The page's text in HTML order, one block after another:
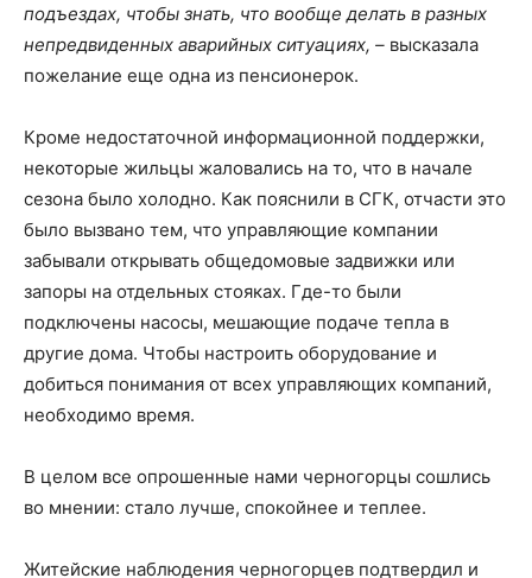
подъездах, чтобы знать, что вообще делать в разных
непредвиденных аварийных ситуациях, – высказала
пожелание еще одна из пенсионерок.
Кроме недостаточной информационной поддержки,
некоторые жильцы жаловались на то, что в начале
сезона было холодно. Как пояснили в СГК, отчасти это
было вызвано тем, что управляющие компании
забывали открывать общедомовые задвижки или
запоры на отдельных стояках. Где-то были
подключены насосы, мешающие подаче тепла в
другие дома. Чтобы настроить оборудование и
добиться понимания от всех управляющих компаний,
необходимо время.
В целом все опрошенные нами черногорцы сошлись
во мнении: стало лучше, спокойнее и теплее.
Житейские наблюдения черногорцев подтвердил и